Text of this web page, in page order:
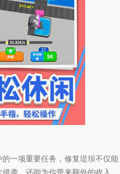
一项重要任务，修复堤坝不仅能